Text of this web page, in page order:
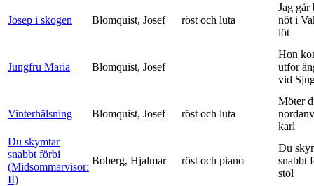
Josep i skogen Blomquist, Josef röst och luta
Jag går
nöt i
löt
Jungfru Maria Blomquist, Josef
Hon
utför
vid
Vinterhälsning Blomquist, Josef röst och luta
Möter
karl
Du skymtar
snabbt förbi
(Midsommarvisor:
II)
Boberg, Hjalmar röst och piano
Du
snabbt
stol